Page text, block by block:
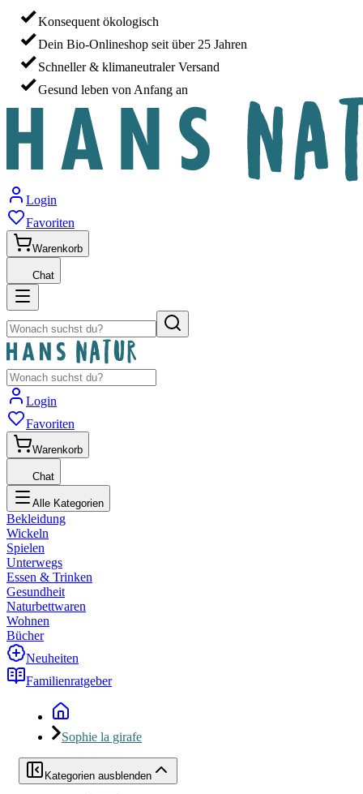
Konsequent ökologisch
Dein Bio-Onlineshop seit über 25 Jahren
Schneller & klimaneutraler Versand
Gesund leben von Anfang an
Login
Favoriten
Warenkorb
Chat
Login
Favoriten
Warenkorb
Chat
Alle Kategorien
Bekleidung
Wickeln
Spielen
Unterwegs
Essen & Trinken
Gesundheit
Naturbettwaren
Wohnen
Bücher
Neuheiten
Familienratgeber
Sophie la girafe
Kategorien ausblenden